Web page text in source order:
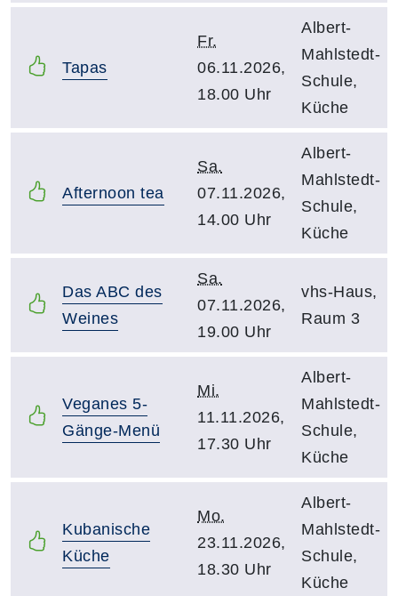
Tapas
Fr.
06.11.2026,
18.00 Uhr
Albert-
Mahlstedt-
Schule,
Küche
Afternoon tea
Sa.
07.11.2026,
14.00 Uhr
Albert-
Mahlstedt-
Schule,
Küche
Das ABC des
Weines
Sa.
07.11.2026,
19.00 Uhr
vhs-Haus,
Raum 3
Veganes 5-
Gänge-Menü
Mi.
11.11.2026,
17.30 Uhr
Albert-
Mahlstedt-
Schule,
Küche
Kubanische
Küche
Mo.
23.11.2026,
18.30 Uhr
Albert-
Mahlstedt-
Schule,
Küche